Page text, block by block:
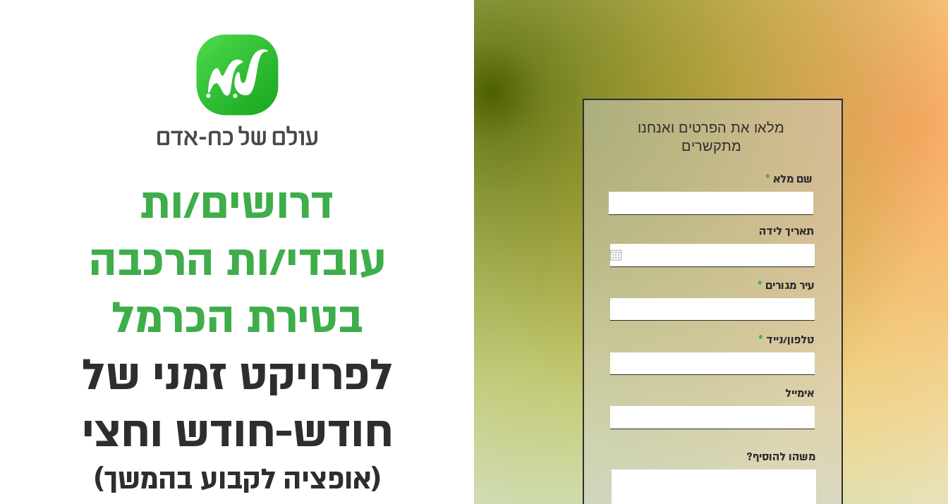
דרושים/ות
עובדי/ות הרכבה
בטירת הכרמל
לפרויקט זמני של
חודש-חודש וחצי
(אופציה לקבוע בהמשך)
מלאו את הפרטים ואנחנו
מתקשרים
שם מלא
תאריך לידה
עיר מגורים
טלפון/נייד
אימייל
משהו להוסיף?